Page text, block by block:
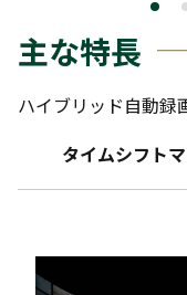
主な特長
ハイブリッド自動録
タイムシフト